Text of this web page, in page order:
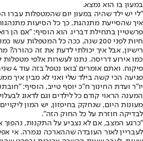
במעון בו הוא נמצא.
"לי יש ילד שהיה במעון יום שהמטפלות עברו
איך שהסייעת מתנהגת, כך כל הסיעות
פרשטיין בתחילת דבריו. הוא הוסיף: "אם הן
חיות לפני 200 שנה, ככה כל המטפלות
רישיון, אבל איך יכולתי לדעת את זה כהורה?
כמו אירוע דריסה. נתנו לעשרות אלפי
פיקוח.
פגיעה הכי קשה בילד שלי ואני לא מבין איך
יו"ר ועדת החינוך ח"כ יוסף טייב, הוסיף:
המענה הראוי קודם כל לילדים וגם לדאוג
מעונות היום, שנחקק בחיפזון, יש המון
לבדיקה חוזרת על כל החוק הזה".
"כרגע המצב, אם לא נצביע על התקנות,